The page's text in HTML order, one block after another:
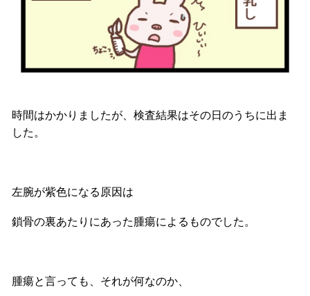
時間はかかりましたが、検査結果はその日のうちに出ま
した。
左腕が紫色になる原因は
鎖骨の裏あたりにあった腫瘍によるものでした。
腫瘍と言っても、それが何なのか、